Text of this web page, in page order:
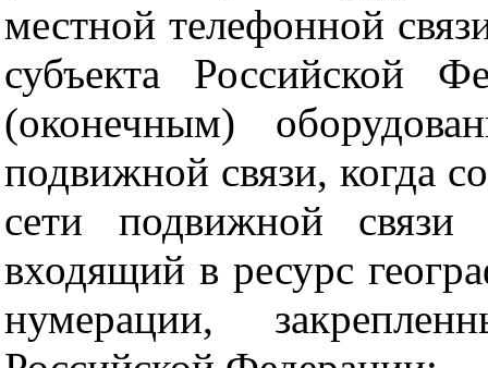
местной телефонной
субъекта Российской
(оконечным)
подвижной связи, когда
сети подвижной связи
входящий в ресурс
нумерации,